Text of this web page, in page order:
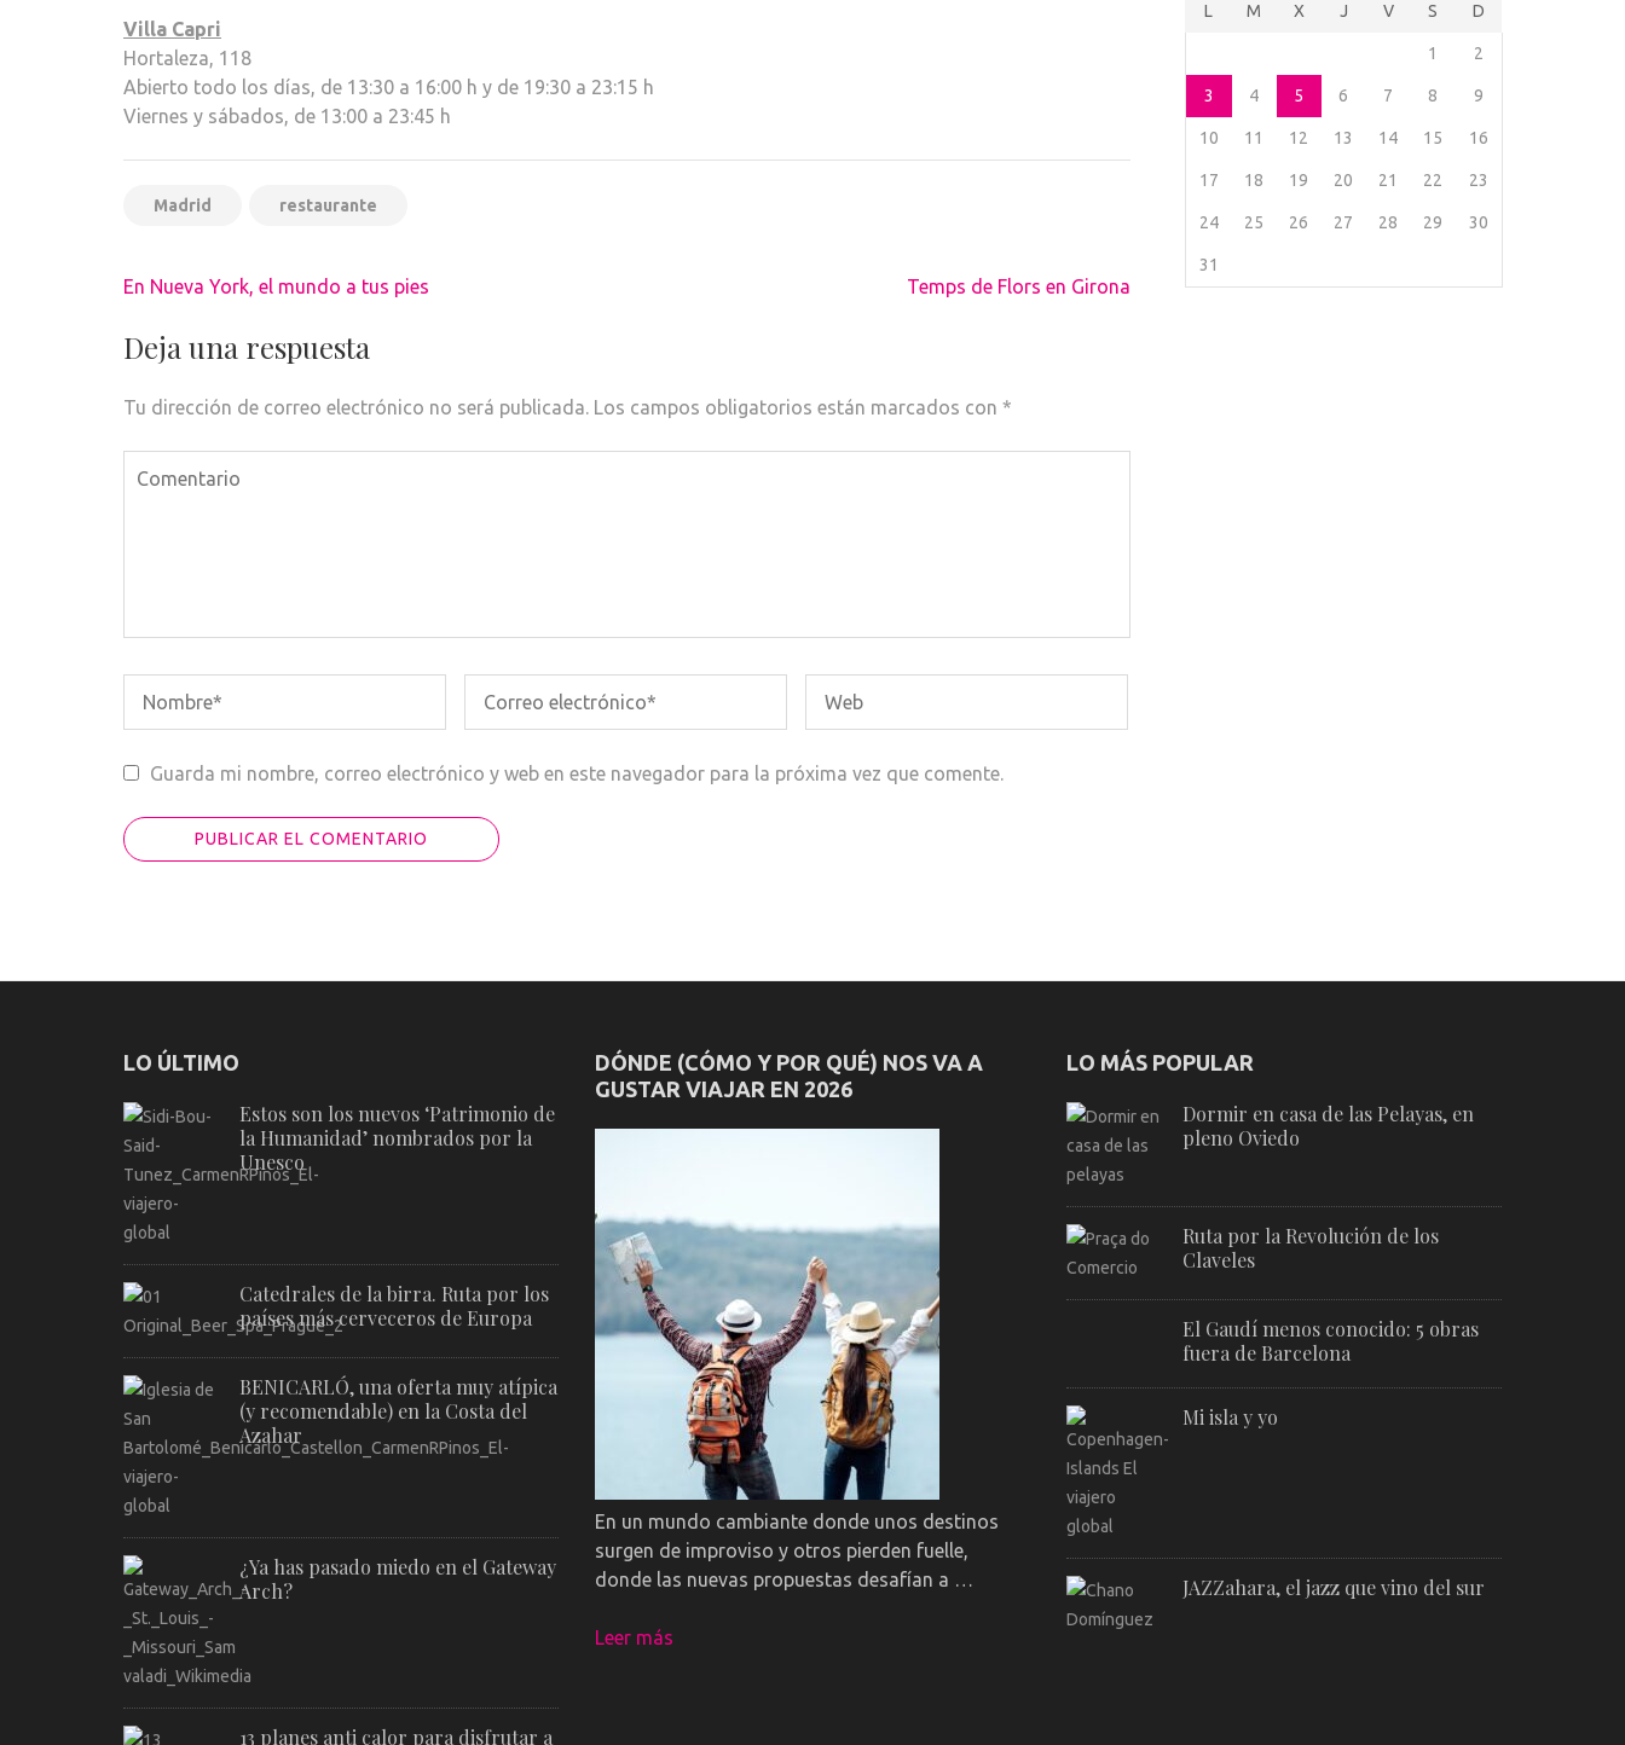
Villa Capri
Hortaleza, 118
Abierto todo los días, de 13:30 a 16:00 h y de 19:30 a 23:15 h
Viernes y sábados, de 13:00 a 23:45 h
Madrid restaurante
Navegación
entradas
En Nueva York, el mundo a tus pies Temps de Flors en Girona
Deja una respuesta
Tu dirección de correo electrónico no será publicada. Los campos obligatorios están marcados con *
Guarda mi nombre, correo electrónico y web en este navegador para la próxima vez que comente.
L M X J V S D
1 2
3 4 5 6 7 8 9
10 11 12 13 14 15 16
17 18 19 20 21 22 23
24 25 26 27 28 29 30
31
LO ÚLTIMO
Estos son los nuevos ‘Patrimonio de
la Humanidad’ nombrados por la
Unesco
Catedrales de la birra. Ruta por los
países más cerveceros de Europa
BENICARLÓ, una oferta muy atípica
(y recomendable) en la Costa del
Azahar
¿Ya has pasado miedo en el Gateway
Arch?
13 planes anti calor para disfrutar a
DÓNDE (CÓMO Y POR QUÉ) NOS VA A
GUSTAR VIAJAR EN 2026
En un mundo cambiante donde unos destinos
surgen de improviso y otros pierden fuelle,
donde las nuevas propuestas desafían a …
Leer más
LO MÁS POPULAR
Dormir en casa de las Pelayas, en
pleno Oviedo
Ruta por la Revolución de los
Claveles
El Gaudí menos conocido: 5 obras
fuera de Barcelona
Mi isla y yo
JAZZahara, el jazz que vino del sur